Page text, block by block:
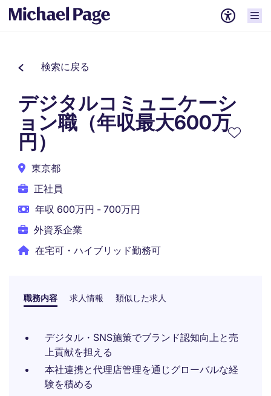
検索に戻る
デジタルコミュニケーシ
ョン職（年収最大600万
円）
東京都
正社員
年収 600万円 - 700万円
外資系企業
在宅可・ハイブリッド勤務可
職務内容 求人情報 類似した求人
デジタル・SNS施策でブランド認知向上と売
上貢献を担える
本社連携と代理店管理を通じグローバルな経
験を積める